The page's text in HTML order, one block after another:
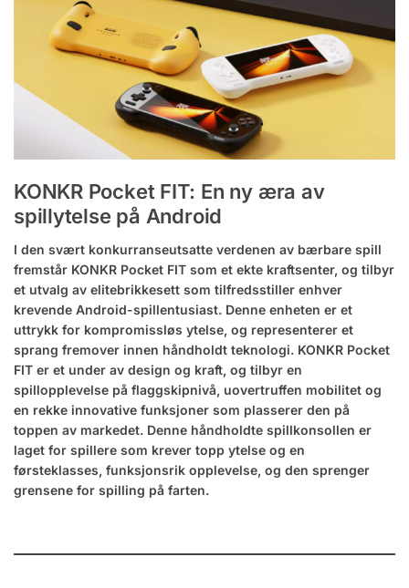
KONKR Pocket FIT: En ny æra av
spillytelse på Android
I den svært konkurranseutsatte verdenen av bærbare spill
fremstår KONKR Pocket FIT som et ekte kraftsenter, og tilbyr
et utvalg av elitebrikkesett som tilfredsstiller enhver
krevende Android-spillentusiast. Denne enheten er et
uttrykk for kompromissløs ytelse, og representerer et
sprang fremover innen håndholdt teknologi. KONKR Pocket
FIT er et under av design og kraft, og tilbyr en
spillopplevelse på flaggskipnivå, uovertruffen mobilitet og
en rekke innovative funksjoner som plasserer den på
toppen av markedet. Denne håndholdte spillkonsollen er
laget for spillere som krever topp ytelse og en
førsteklasses, funksjonsrik opplevelse, og den sprenger
grensene for spilling på farten.